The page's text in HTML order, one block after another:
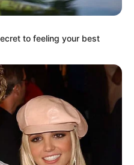
geborgener
und 358 Tagen lagen
Erde eines dicht
nahe Kelme in
Pilzsammler und
to feeling your best